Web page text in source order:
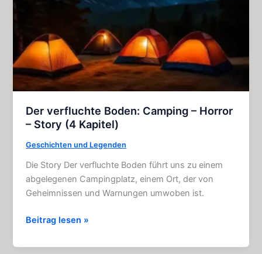
Der verfluchte Boden: Camping – Horror
– Story (4 Kapitel)
Geschichten und Legenden
Die Story Der verfluchte Boden führt uns zu einem
abgelegenen Campingplatz, einem Ort, der von
Geheimnissen und Warnungen umwoben ist.
Der
Boden:
Beitrag lesen »